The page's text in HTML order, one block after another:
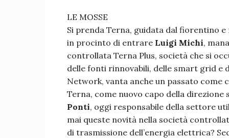
LE MOSSE
Si prenda Terna, guidata dal fiorentino
in procinto di entrare Luigi Michi,
controllata Terna Plus, società che si
delle fonti rinnovabili, delle smart grid e
Network, vanta anche un passato come
Terna, come nuovo capo della
Ponti, oggi responsabile della settore
mai queste novità nella società
di trasmissione dell’energia elettrica?